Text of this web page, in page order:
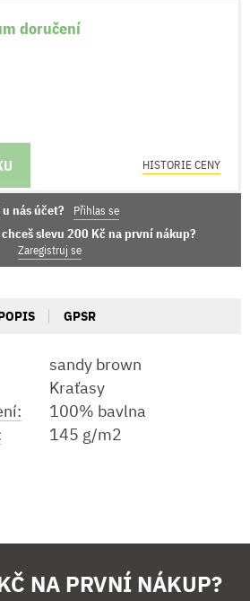
doručení
HISTORIE CENY
u nás účet? Přihlas se
chceš slevu 200 Kč na první nákup?
Zaregistruj se
GPSR
sandy brown
Kraťasy
100% bavlna
145 g/m2
NA PRVNÍ NÁKUP?